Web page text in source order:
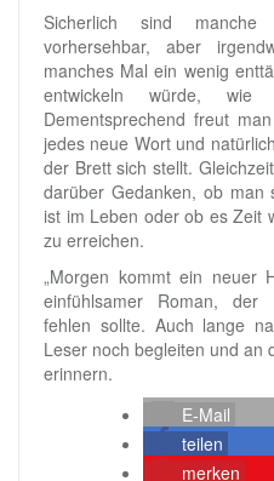
Sicherlich sind
vorhersehbar, aber
manches Mal ein wenig
entwickeln würde,
Dementsprechend freut
jedes neue Wort und
der Brett sich stellt.
darüber Gedanken, ob man
ist im Leben oder ob es Zeit
zu erreichen.
„Morgen kommt ein neuer
einfühlsamer Roman, der
fehlen sollte. Auch lange
Leser noch begleiten und an
erinnern.
E-Mail
teilen
merken